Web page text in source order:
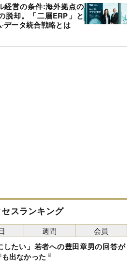
経営の条件:海外拠点の
脱却。「二層ERP」と
データ統合戦略とは
スランキング
したい」若者への豊田章男の回答が
出なかった
週間 会員